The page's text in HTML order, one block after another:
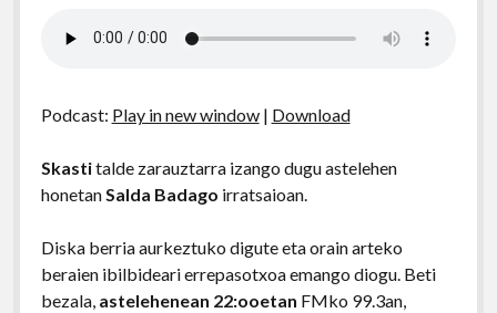
Podcast: Play in new window| Download
Skastitalde zarauztarra izango dugu astelehen
honetanSalda Badago irratsaioan.
Diska berria aurkeztuko digute eta orain arteko
beraien ibilbideari errepasotxoa emango diogu. Beti
bezala, astelehenean 22:ooetan FMko 99.3an,